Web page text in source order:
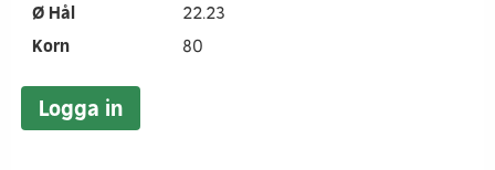
Ø Hål
22.23
Korn
80
Logga in